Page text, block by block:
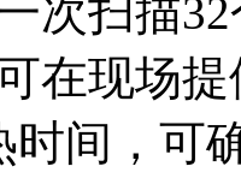
次扫描
在现场
时间，可